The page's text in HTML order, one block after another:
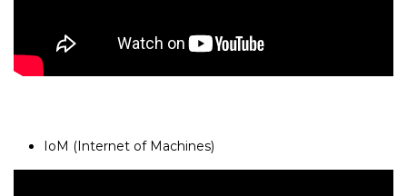
IoM (Internet of Machines)